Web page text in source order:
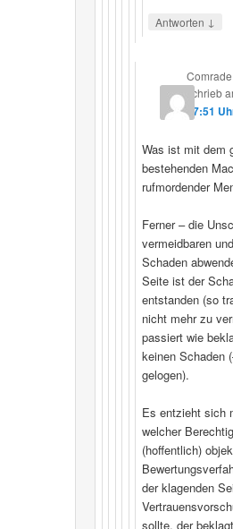
Antworten ↓
Comrade
schrieb
17:51
Was ist mit dem
bestehenden
rufmordender
Ferner – die
vermeidbaren
Schaden
Seite ist der
entstanden (so
nicht mehr zu
passiert wie
keinen Schaden
gelogen).
Es entzieht sich
welcher
(hoffentlich)
der klagenden
sollte, der